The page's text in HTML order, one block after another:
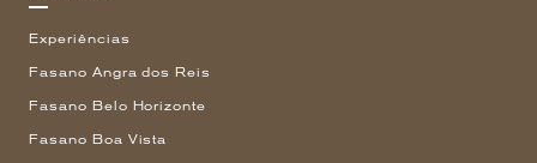
Experiências
Fasano Angra dos Reis
Fasano Belo Horizonte
Fasano Boa Vista